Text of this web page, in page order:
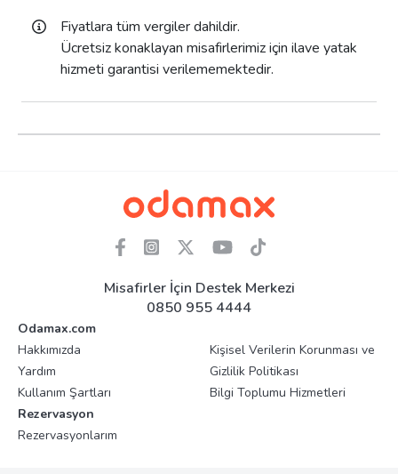
Fiyatlara tüm vergiler dahildir.
Ücretsiz konaklayan misafirlerimiz için ilave yatak
hizmeti garantisi verilememektedir.
Misafirler İçin Destek Merkezi
0850 955 4444
Odamax.com
Hakkımızda
Yardım
Kullanım Şartları
Kişisel Verilerin Korunması ve
Gizlilik Politikası
Bilgi Toplumu Hizmetleri
Rezervasyon
Rezervasyonlarım